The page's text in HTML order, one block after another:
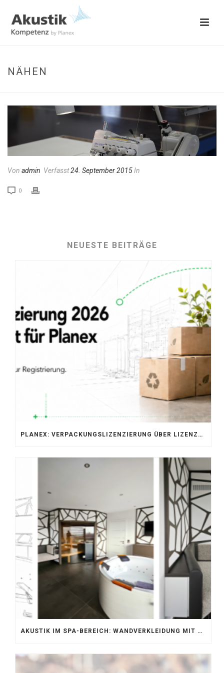
NÄHEN
Von admin Verfasst24. September 2015In
0
NEUESTE BEITRÄGE
PLANEX: VERPACKUNGSLIZENZIERUNG ÜBER LIZENZERO & LUCID 2026
AKUSTIK IM SPA-BEREICH: WANDVERKLEIDUNG MIT SILENTPROTECT CORE